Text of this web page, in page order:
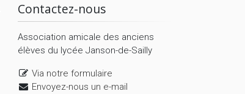
Contactez-nous
Association amicale des anciens
élèves du lycée Janson-de-Sailly
Via notre formulaire
Envoyez-nous un e-mail